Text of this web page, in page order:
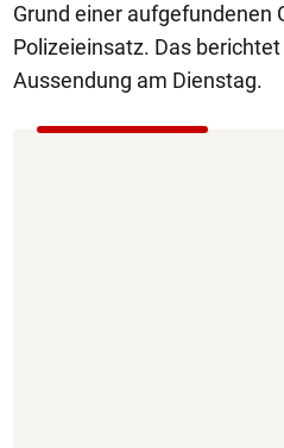
Grund einer aufgefundenen
Polizeieinsatz. Das
Aussendung am Dienstag.